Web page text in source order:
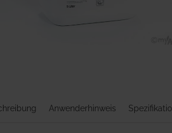
Anwenderhinweis